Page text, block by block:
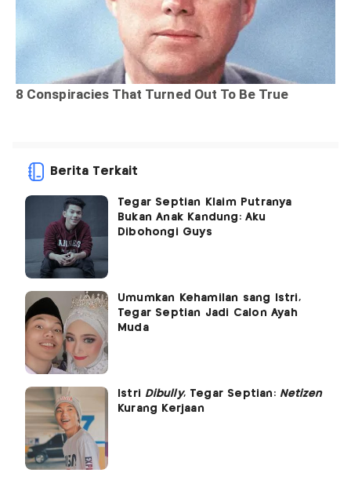
Berita Terkait
Tegar Septian Klaim Putranya
Bukan Anak Kandung: Aku
Dibohongi Guys
Umumkan Kehamilan sang Istri,
Tegar Septian Jadi Calon Ayah
Muda
Istri Dibully, Tegar Septian: Netizen
Kurang Kerjaan